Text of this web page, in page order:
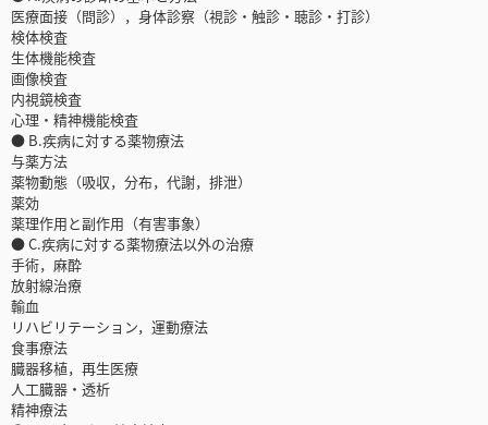
医療面接（問診），身体診察（視診・触診・聴診・打診）
検体検査
生体機能検査
画像検査
内視鏡検査
心理・精神機能検査
● B.疾病に対する薬物療法
与薬方法
薬物動態（吸収，分布，代謝，排泄）
薬効
薬理作用と副作用（有害事象）
● C.疾病に対する薬物療法以外の治療
手術，麻酔
放射線治療
輸血
リハビリテーション，運動療法
食事療法
臓器移植，再生医療
人工臓器・透析
精神療法